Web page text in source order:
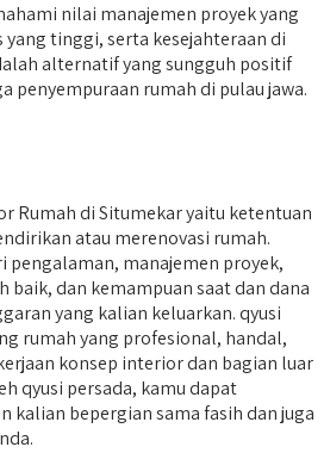
nilai manajemen proyek yang
tinggi, serta kesejahteraan di
alternatif yang sungguh positif
penyempuraan rumah di pulau jawa.
Rumah di Situmekar yaitu ketentuan
atau merenovasi rumah.
pengalaman, manajemen proyek,
baik, dan kemampuan saat dan dana
yang kalian keluarkan. qyusi
rumah yang profesional, handal,
konsep interior dan bagian luar
qyusi persada, kamu dapat
kalian bepergian sama fasih dan juga